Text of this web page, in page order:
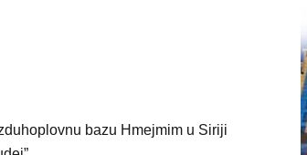
bazu Hmejmim u Siriji